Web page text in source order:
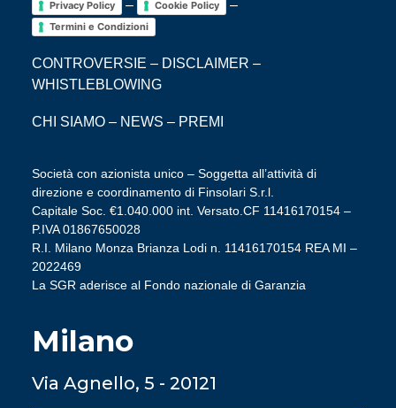
Privacy Policy – Cookie Policy –
Termini e Condizioni
CONTROVERSIE – DISCLAIMER –
WHISTLEBLOWING
CHI SIAMO – NEWS – PREMI
Società con azionista unico – Soggetta all’attività di
direzione e coordinamento di Finsolari S.r.l.
Capitale Soc. €1.040.000 int. Versato.CF 11416170154 –
P.IVA 01867650028
R.I. Milano Monza Brianza Lodi n. 11416170154 REA MI –
2022469
La SGR aderisce al Fondo nazionale di Garanzia
Milano
Via Agnello, 5 - 20121